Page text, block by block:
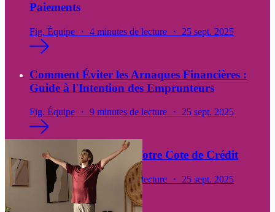
Paiements
Fig. Équipe ・ 4 minutes de lecture ・ 25 sept. 2025
Comment Éviter les Arnaques Financières :
Guide à l'Intention des Emprunteurs
Fig. Équipe ・ 9 minutes de lecture ・ 25 sept. 2025
Comment Améliorer Votre Cote de Crédit
Fig. Équipe ・ 4 minutes de lecture ・ 25 sept. 2025